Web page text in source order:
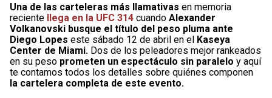
Una de las carteleras más llamativas en memoria
reciente llega en la UFC 314 cuando Alexander
Volkanovski busque el título del peso pluma ante
Diego Lopes este sábado 12 de abril en el Kaseya
Center de Miami. Dos de los peleadores mejor rankeados
en su peso prometen un espectáculo sin paralelo y aquí
te contamos todos los detalles sobre quiénes componen
la cartelera completa de este evento.